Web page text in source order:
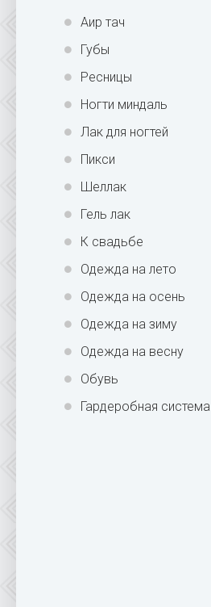
Аир тач
Губы
Ресницы
Ногти миндаль
Лак для ногтей
Пикси
Шеллак
Гель лак
К свадьбе
Одежда на лето
Одежда на осень
Одежда на зиму
Одежда на весну
Обувь
Гардеробная система